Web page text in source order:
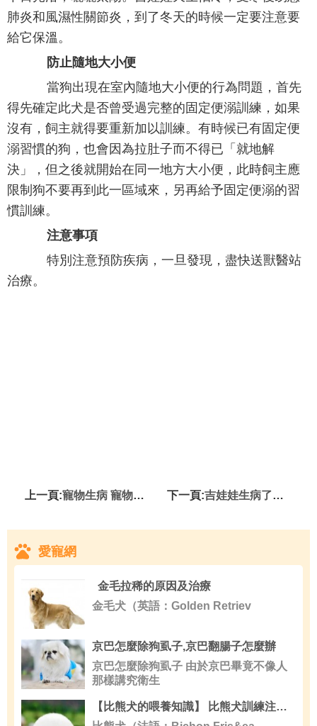
肺炎和風濕性關節炎，到了冬天的時候一定要注意要
給它保溫。
防止隨地大小便
當狗出現在室內隨地大小便的行為問題，首先
得先確定此犬是否曾受過完整的固定便溺訓練，如果
沒有，飼主就得要重新加以訓練。有時候已有固定便
溺習慣的狗，也會因為拉肚子而不得已「就地解
決」，但之後就開始在同一地方大小便，此時飼主應
限制狗不要再到此一區域來，另再給予固定便溺的習
慣訓練。
注意事項
特別注意預防疾病，一旦發現，盡快送獸醫站
治療。
上一頁:寵物生病 寵物生病我們最好及時的治療 下一頁:吉娃娃生病了怎麼辦 易患遺傳性疾病
愛寵網
金毛拉稀的原因及治療
金毛犬（英語：Golden Retriev
京巴怎麼除狗虱子,京巴翻腸子怎麼辦
京巴怎麼除狗虱子 由於京巴畢竟不像人
那樣講究衛生
【比熊犬的喂養知識】 比熊犬訓練注意事項